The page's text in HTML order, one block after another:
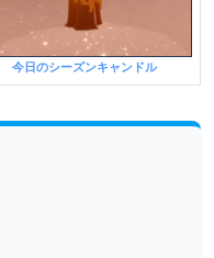
今日のシーズンキャンドル